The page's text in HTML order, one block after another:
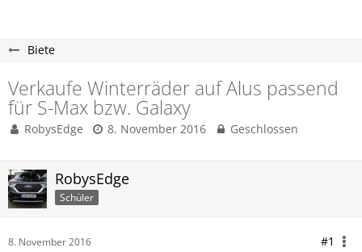
Biete
Verkaufe Winterräder auf Alus passend
für S-Max bzw. Galaxy
RobysEdge 8. November 2016 Geschlossen
RobysEdge
Schüler
8. November 2016 #1